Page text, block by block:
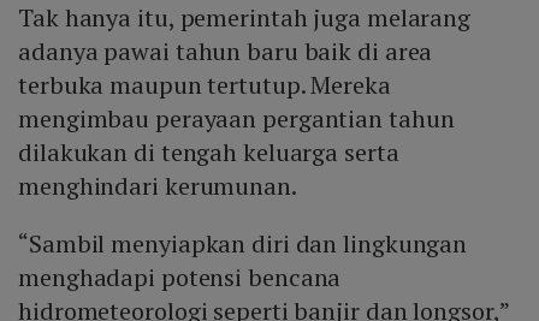
Tak hanya itu, pemerintah juga melarang
adanya pawai tahun baru baik di area
terbuka maupun tertutup. Mereka
mengimbau perayaan pergantian tahun
dilakukan di tengah keluarga serta
menghindari kerumunan.
“Sambil menyiapkan diri dan lingkungan
menghadapi potensi bencana
hidrometeorologi seperti banjir dan longsor,”